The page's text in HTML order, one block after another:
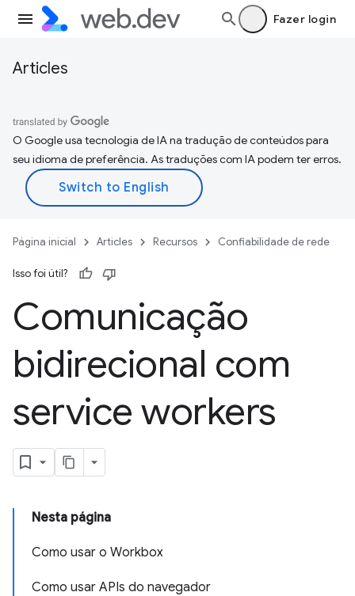
Fazer login
Articles
O Google usa tecnologia de IA na tradução de conteúdos para
seu idioma de preferência. As traduções com IA podem ter erros.
Página inicial Articles Recursos Confiabilidade de rede
Isso foi útil?
Comunicação
bidirecional com
service workers
Nesta página
Como usar o Workbox
Como usar APIs do navegador